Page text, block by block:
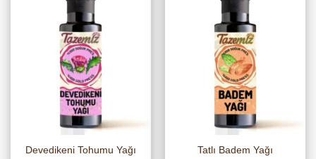
Devedikeni Tohumu Yağı Tatlı Badem Yağı